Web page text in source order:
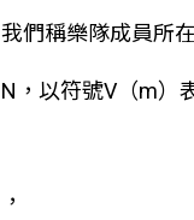
我們稱樂隊成員所
N，以符號V（m）
，